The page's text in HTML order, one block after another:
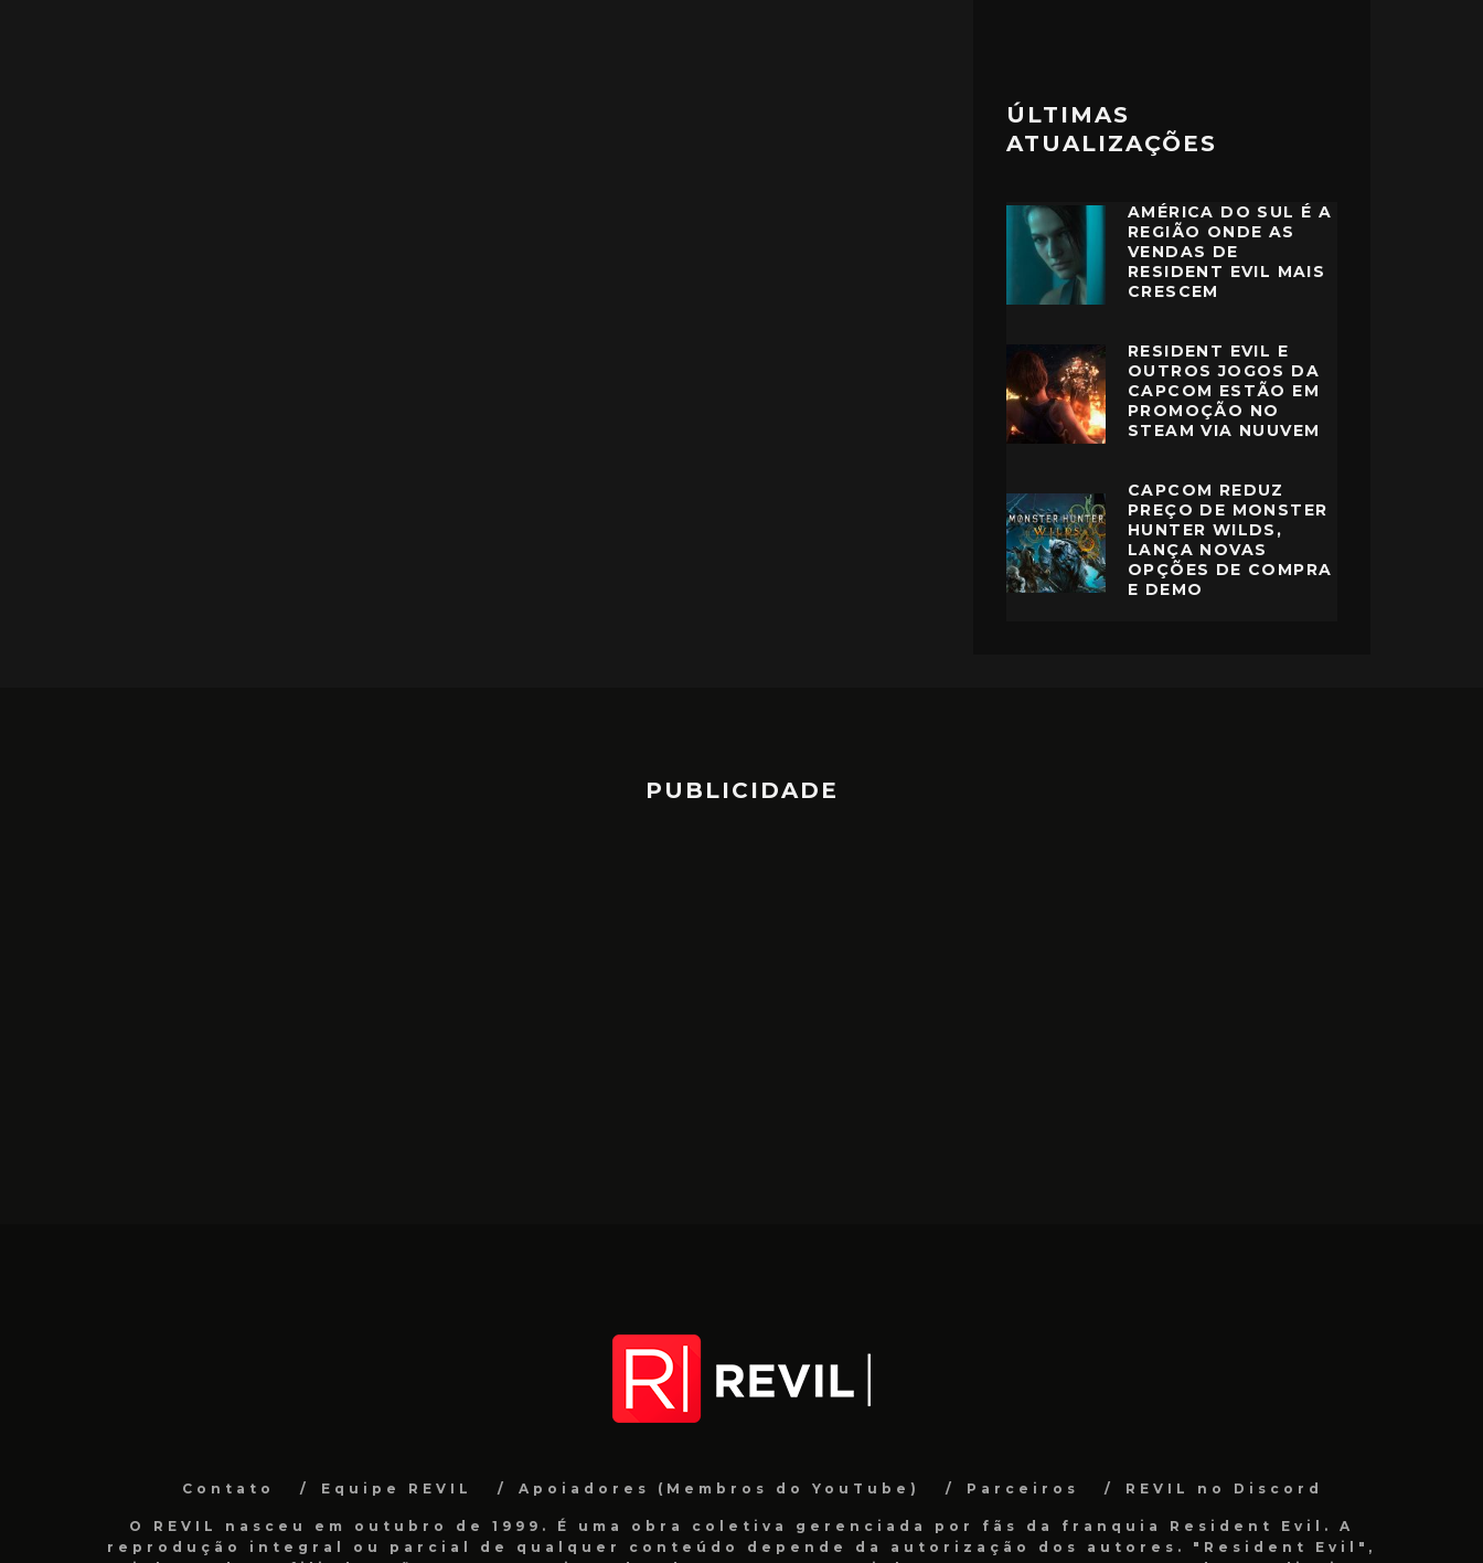
ÚLTIMAS
ATUALIZAÇÕES
AMÉRICA DO SUL É A
REGIÃO ONDE AS
VENDAS DE
RESIDENT EVIL MAIS
CRESCEM
RESIDENT EVIL E
OUTROS JOGOS DA
CAPCOM ESTÃO EM
PROMOÇÃO NO
STEAM VIA NUUVEM
CAPCOM REDUZ
PREÇO DE MONSTER
HUNTER WILDS,
LANÇA NOVAS
OPÇÕES DE COMPRA
E DEMO
PUBLICIDADE
Contato Equipe REVIL Apoiadores (Membros do YouTube) Parceiros REVIL no Discord
O REVIL nasceu em outubro de 1999. É uma obra coletiva gerenciada por fãs da franquia Resident Evil. A
reprodução integral ou parcial de qualquer conteúdo depende da autorização dos autores. "Resident Evil",